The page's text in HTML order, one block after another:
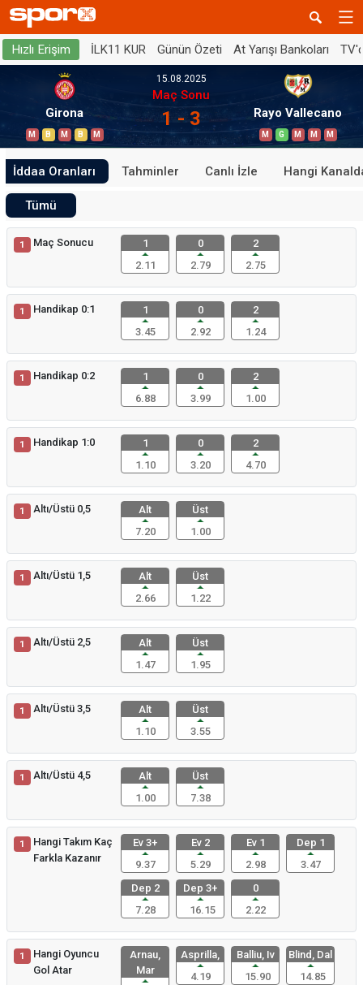
Hızlı Erişim İLK11 KUR Günün Özeti At Yarışı Bankoları
Girona
M B M B M
15.08.2025
Maç Sonu
1 - 3 Rayo Vallecano
M G M M M
İddaa Oranları Tahminler Canlı İzle Hangi
Tümü
1 Maç Sonucu
1
2.11
0
2.79
2
2.75
1 Handikap 0:1
1
3.45
0
2.92
2
1.24
1 Handikap 0:2
1
6.88
0
3.99
2
1.00
1 Handikap 1:0
1
1.10
0
3.20
2
4.70
1 Altı/Üstü 0,5
Alt
7.20
Üst
1.00
1 Altı/Üstü 1,5
Alt
2.66
Üst
1.22
1 Altı/Üstü 2,5
Alt
1.47
Üst
1.95
1 Altı/Üstü 3,5
Alt
1.10
Üst
3.55
1 Altı/Üstü 4,5
Alt
1.00
Üst
7.38
1
Hangi Takım Kaç
Farkla Kazanır
Ev 3+
9.37
Ev 2
5.29
Ev 1
2.98
Dep 1
3.47
Dep 2
7.28
Dep 3+
16.15
0
2.22
1
Hangi Oyuncu
Gol Atar
Arnau,
Mar
Asprilla,
4.19
Balliu, Iv
15.90
Blind, Dal
14.85